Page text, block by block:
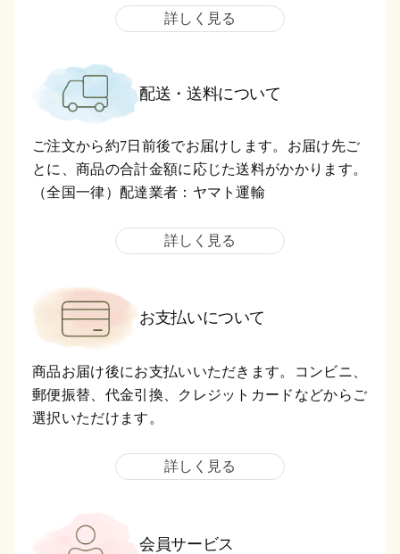
詳しく見る
配送・送料について
ご注文から約7日前後でお届けします。お届け先ご
とに、商品の合計金額に応じた送料がかかります。
（全国一律）配達業者：ヤマト運輸
詳しく見る
お支払いについて
商品お届け後にお支払いいただきます。コンビニ、
郵便振替、代金引換、クレジットカードなどからご
選択いただけます。
詳しく見る
会員サービス